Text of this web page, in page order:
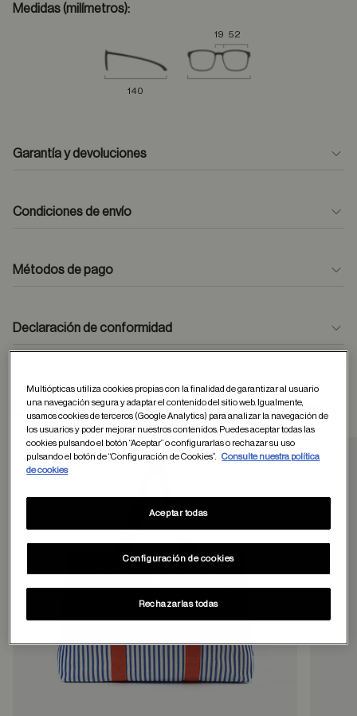
Medidas (milímetros):
19 52
140
Garantía y devoluciones
Condiciones de envío
Métodos de pago
Declaración de conformidad
Otros usuarios tambien han comprado
Multiópticas utiliza cookies propias con la finalidad de garantizar al usuario
una navegación segura y adaptar el contenido del sitio web. Igualmente,
usamos cookies de terceros (Google Analytics) para analizar la navegación de
los usuarios y poder mejorar nuestros contenidos. Puedes aceptar todas las
cookies pulsando el botón “Aceptar” o configurarlas o rechazar su uso
pulsando el botón de “Configuración de Cookies”.
Consulte nuestra política
de cookies
Configuración de cookies
Rechazarlas todas
Aceptar todas